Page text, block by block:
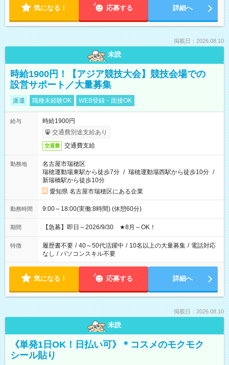
気になる！ 応募する 詳細へ
掲載日：2026.08.10
未読
時給1900円！【アジア競技大会】競技会場での
設営サポート／大量募集
派遣 職種未経験OK WEB登録・面接OK
給与
時給1900円
交通費別途支給あり
交通費 交通費支給
勤務地
名古屋市瑞穂区
瑞穂運動場東駅から徒歩7分 / 瑞穂運動場西駅から徒歩10分 /
新瑞橋駅から徒歩10分
愛知県 名古屋市瑞穂区にある企業
勤務時間 9:00～18:00(実働:8時間) (休憩60分)
期間 【急募】即日～2026/9/30 ★8月～OK！
特徴 履歴書不要 / 40～50代活躍中 / 10名以上の大量募集 / 電話対応
なし / パソコンスキル不要
気になる！ 応募する 詳細へ
掲載日：2026.08.10
未読
《単発1日OK！日払い可》＊コスメのモクモク
シール貼り